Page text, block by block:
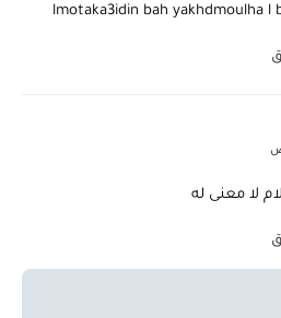
lmotaka3idin bah yakhdmoulha l
لا معنى له